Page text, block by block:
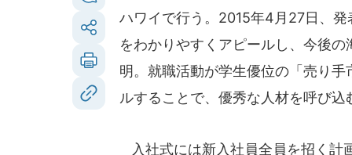
ハワイで行う。2015年4月27日、
をわかりやすくアピールし、今後
明。就職活動が学生優位の「売り
ルすることで、優秀な人材を呼び込
入社式には新入社員全員を招く計